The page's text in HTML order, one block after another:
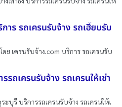
าร รถเครนรับจ้าง รถเฮี๊ยบรับ
ดย เครนรับจ้าง.com บริการ รถเครนรับ
รถเครนรับจ้าง รถเครนให้เช่า
ะบุรี บริการรถเครนรับจ้าง รถเครนให้เ